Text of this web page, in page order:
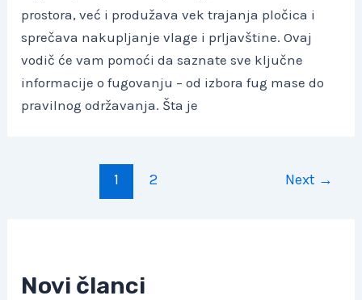
prostora, već i produžava vek trajanja pločica i
sprečava nakupljanje vlage i prljavštine. Ovaj
vodič će vam pomoći da saznate sve ključne
informacije o fugovanju – od izbora fug mase do
pravilnog održavanja. Šta je
1 2 Next →
Novi članci